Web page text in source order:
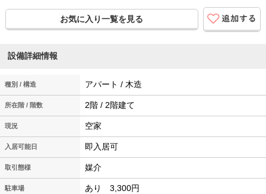
お気に入り一覧を見る
設備詳細情報
種別 / 構造 アパート / 木造
所在階 / 階数 2階 / 2階建て
現況 空家
入居可能日 即入居可
取引態様 媒介
駐車場 あり 3,300円